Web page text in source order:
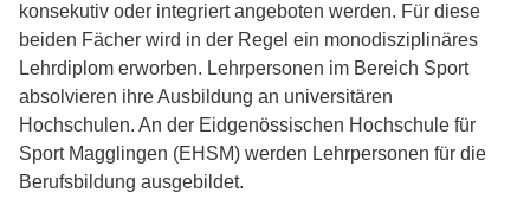
konsekutiv oder integriert angeboten werden. Für diese
beiden Fächer wird in der Regel ein monodisziplinäres
Lehrdiplom erworben. Lehrpersonen im Bereich Sport
absolvieren ihre Ausbildung an universitären
Hochschulen. An der Eidgenössischen Hochschule für
Sport Magglingen (EHSM) werden Lehrpersonen für die
Berufsbildung ausgebildet.